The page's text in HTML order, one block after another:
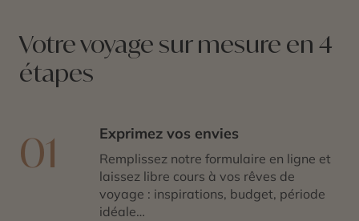
Votre voyage sur mesure en 4
étapes
01 Exprimez vos envies
Remplissez notre formulaire en ligne et
laissez libre cours à vos rêves de
voyage : inspirations, budget, période
idéale…